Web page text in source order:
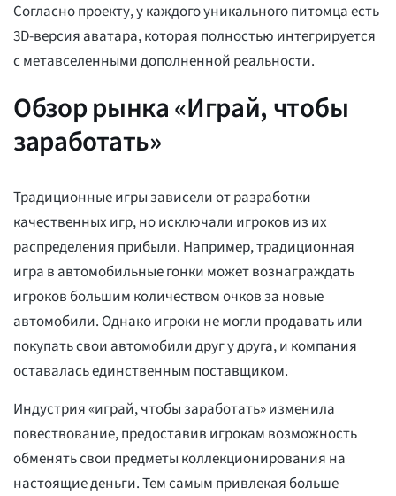
Согласно проекту, у каждого уникального питомца есть
3D-версия аватара, которая полностью интегрируется
с метавселенными дополненной реальности.
Обзор рынка «Играй, чтобы
заработать»
Традиционные игры зависели от разработки
качественных игр, но исключали игроков из их
распределения прибыли. Например, традиционная
игра в автомобильные гонки может вознаграждать
игроков большим количеством очков за новые
автомобили. Однако игроки не могли продавать или
покупать свои автомобили друг у друга, и компания
оставалась единственным поставщиком.
Индустрия «играй, чтобы заработать» изменила
повествование, предоставив игрокам возможность
обменять свои предметы коллекционирования на
настоящие деньги. Тем самым привлекая больше